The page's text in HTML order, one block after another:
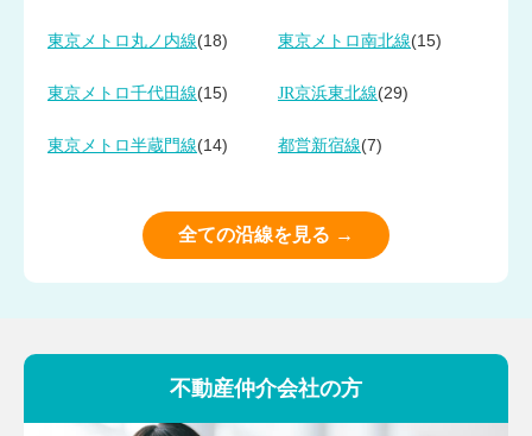
東京メトロ丸ノ内線(18) 東京メトロ南北線(15)
東京メトロ千代田線(15) JR京浜東北線(29)
東京メトロ半蔵門線(14) 都営新宿線(7)
全ての沿線を見る →
不動産仲介会社の方